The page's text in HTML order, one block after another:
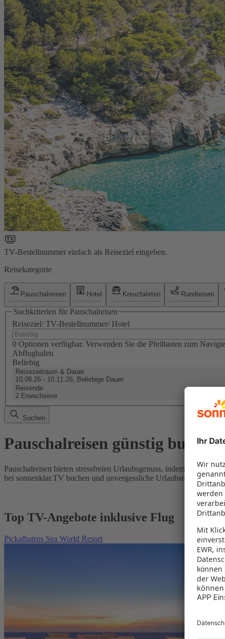
TV-Bestellnummer einfach als Reiseziel eingeben.
Reisekategorie
Pauschalreisen Hotel Kreuzfahrten Rundreisen
Suchkriterien für Pauschalreisen
Reiseziel/ TV-Bestellnummer/ Hotel
0 Optionen verfügbar. Verwenden Sie die Pfeiltasten zum
Abflughafen
Beliebig
Reisezeitraum & Dauer
10.08.26 - 10.11.26, Beliebige Dauer
Reisende
2 Erwachsene
Suchen
Pauschalreisen günstig buchen
Pauschalreisen bieten stressfreien Urlaubsgenuss, indem Flug
bei sonnenklar.TV buchen und unvergessliche Urlaubsmomente
Top TV-Angebote inklusive Flug
Pickalbatros Sea World Resort